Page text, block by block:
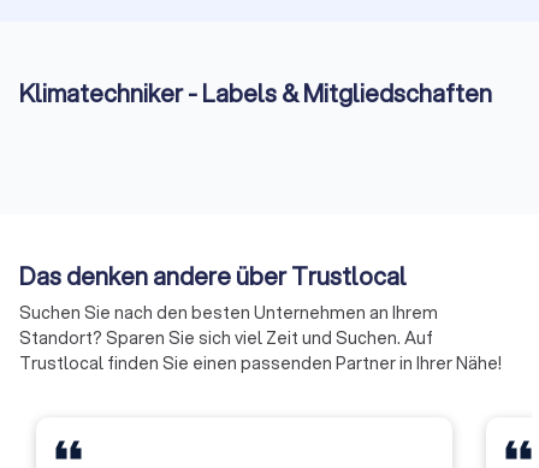
Klimatechniker - Labels & Mitgliedschaften
Das denken andere über Trustlocal
Suchen Sie nach den besten Unternehmen an Ihrem
Standort? Sparen Sie sich viel Zeit und Suchen. Auf
Trustlocal finden Sie einen passenden Partner in Ihrer Nähe!